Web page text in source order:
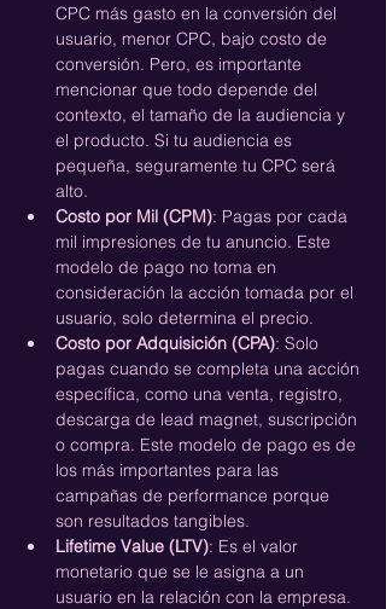
CPC más gasto en la conversión del
usuario, menor CPC, bajo costo de
conversión. Pero, es importante
mencionar que todo depende del
contexto, el tamaño de la audiencia y
el producto. Si tu audiencia es
pequeña, seguramente tu CPC será
alto.
Costo por Mil (CPM): Pagas por cada
mil impresiones de tu anuncio. Este
modelo de pago no toma en
consideración la acción tomada por el
usuario, solo determina el precio.
Costo por Adquisición (CPA): Solo
pagas cuando se completa una acción
específica, como una venta, registro,
descarga de lead magnet, suscripción
o compra. Este modelo de pago es de
los más importantes para las
campañas de performance porque
son resultados tangibles.
Lifetime Value (LTV): Es el valor
monetario que se le asigna a un
usuario en la relación con la empresa.